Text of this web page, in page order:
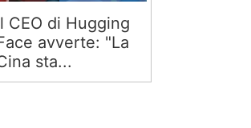
CEO di Hugging
avverte: "La
sta...